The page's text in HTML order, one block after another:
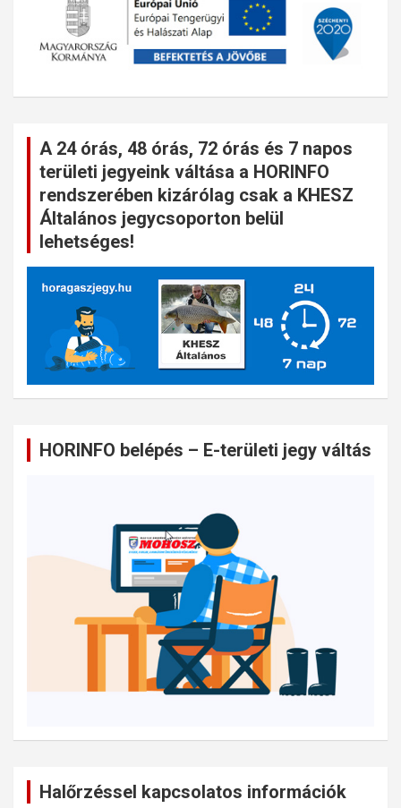
A 24 órás, 48 órás, 72 órás és 7 napos
területi jegyeink váltása a HORINFO
rendszerében kizárólag csak a KHESZ
Általános jegycsoporton belül
lehetséges!
HORINFO belépés – E-területi jegy váltás
Halőrzéssel kapcsolatos információk